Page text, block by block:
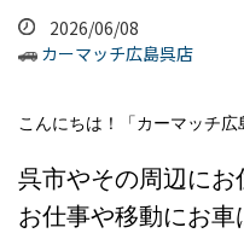
2026/06/08
カーマッチ広島呉店
こんにちは！ 「カーマッチ
呉市やその周辺に
お仕事や移動にお